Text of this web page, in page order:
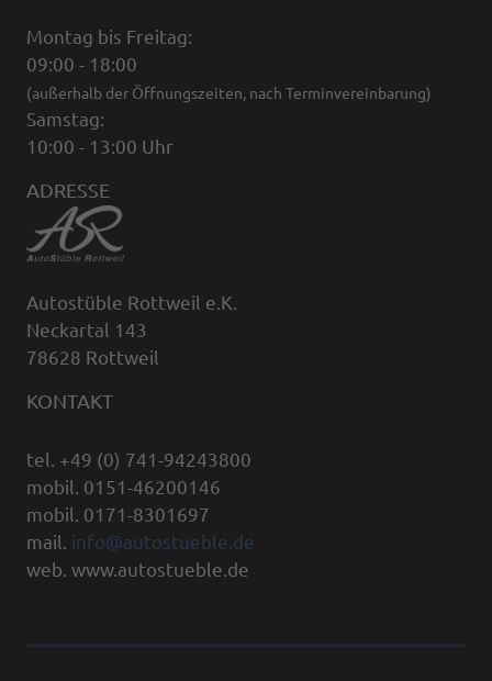
Montag bis Freitag:
09:00 - 18:00
(außerhalb der Öffnungszeiten, nach Terminvereinbarung)
Samstag:
10:00 - 13:00 Uhr
ADRESSE
Autostüble Rottweil e.K.
Neckartal 143
78628 Rottweil
KONTAKT
tel. +49 (0) 741-94243800
mobil. 0151-46200146
mobil. 0171-8301697
mail. info@autostueble.de
web. www.autostueble.de